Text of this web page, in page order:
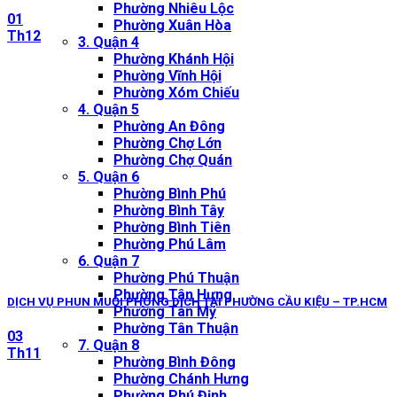
Phường Nhiêu Lộc
Phường Xuân Hòa
3. Quận 4
Phường Khánh Hội
Phường Vĩnh Hội
Phường Xóm Chiếu
4. Quận 5
Phường An Đông
Phường Chợ Lớn
Phường Chợ Quán
5. Quận 6
Phường Bình Phú
Phường Bình Tây
Phường Bình Tiên
Phường Phú Lâm
6. Quận 7
Phường Phú Thuận
Phường Tân Hưng
Phường Tân Mỹ
Phường Tân Thuận
7. Quận 8
Phường Bình Đông
Phường Chánh Hưng
01
Th12
DỊCH VỤ PHUN MUỖI PHÒNG DỊCH TẠI PHƯỜNG CẦU KIỆU – TP.HCM
03
Th11